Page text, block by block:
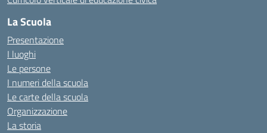
La Scuola
Presentazione
I luoghi
Le persone
I numeri della scuola
Le carte della scuola
Organizzazione
La storia